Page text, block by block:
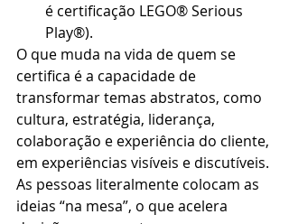
é certificação LEGO® Serious
Play®).
O que muda na vida de quem se
certifica é a capacidade de
transformar temas abstratos, como
cultura, estratégia, liderança,
colaboração e experiência do cliente,
em experiências visíveis e discutíveis.
As pessoas literalmente colocam as
ideias “na mesa”, o que acelera